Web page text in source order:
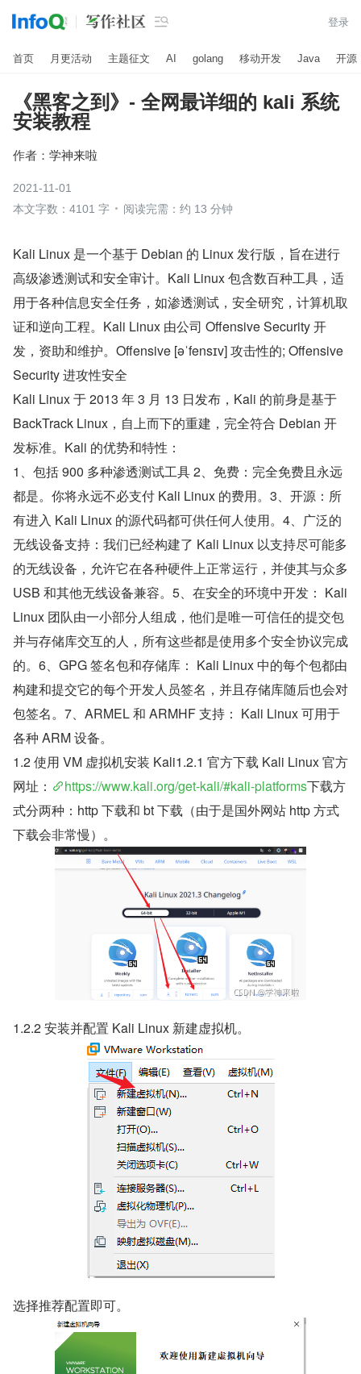
 登录
首页 月更活动 主题征文 AI golang 移动开发 Java 开源
《黑客之到》- 全网最详细的 kali 系统
安装教程
作者： 学神来啦
2021-11-01
本文字数：4101 字
阅读完需：约 13 分钟
Kali Linux 是一个基于 Debian 的 Linux 发行版，旨在进行
高级渗透测试和安全审计。Kali Linux 包含数百种工具，适
用于各种信息安全任务，如渗透测试，安全研究，计算机取
证和逆向工程。Kali Linux 由公司 Offensive Security 开
发，资助和维护。Offensive [əˈfensɪv] 攻击性的; Offensive
Security 进攻性安全
Kali Linux 于 2013 年 3 月 13 日发布，Kali 的前身是基于
BackTrack Linux，自上而下的重建，完全符合 Debian 开
发标准。Kali 的优势和特性：
1、包括 900 多种渗透测试工具 2、免费：完全免费且永远
都是。你将永远不必支付 Kali Linux 的费用。3、开源：所
有进入 Kali Linux 的源代码都可供任何人使用。4、广泛的
无线设备支持：我们已经构建了 Kali Linux 以支持尽可能多
的无线设备，允许它在各种硬件上正常运行，并使其与众多
USB 和其他无线设备兼容。5、在安全的环境中开发： Kali
Linux 团队由一小部分人组成，他们是唯一可信任的提交包
并与存储库交互的人，所有这些都是使用多个安全协议完成
的。6、GPG 签名包和存储库： Kali Linux 中的每个包都由
构建和提交它的每个开发人员签名，并且存储库随后也会对
包签名。7、ARMEL 和 ARMHF 支持： Kali Linux 可用于
各种 ARM 设备。
1.2 使用 VM 虚拟机安装 Kali1.2.1 官方下载 Kali Linux 官方
网址：
https://www.kali.org/get-kali/#kali-platforms下载方
式分两种：http 下载和 bt 下载（由于是国外网站 http 方式
下载会非常慢）。
1.2.2 安装并配置 Kali Linux 新建虚拟机。
选择推荐配置即可。